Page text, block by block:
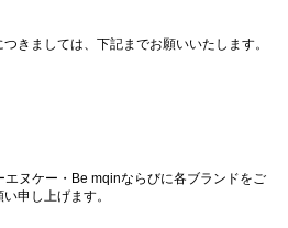
きましては、下記までお願いいたします。
ヌケー・Be mqinならびに各ブランドをご
申し上げます。